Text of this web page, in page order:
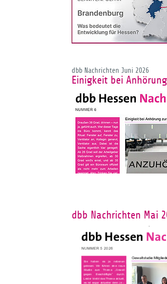
dbb Nachrichten Juni 2026
Einigkeit bei
dbb Nachrichten Mai